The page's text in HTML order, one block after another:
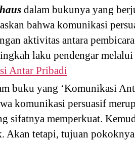
dalam bukunya yang
bahwa komunikasi
aktivitas antara
laku pendengar
Antar Pribadi
buku yang ‘Komunikasi
komunikasi persuasif
sifatnya memperkuat.
Akan tetapi, tujuan